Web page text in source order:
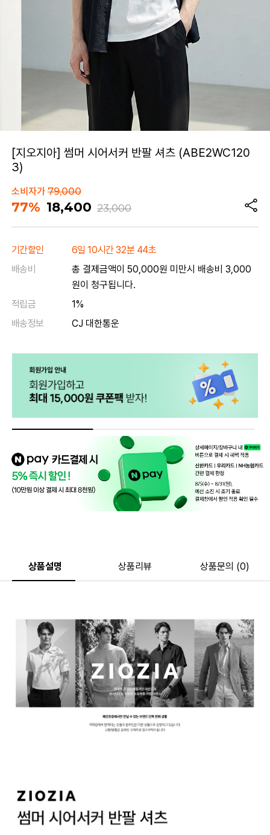
[지오지아] 썸머 시어서커 반팔 셔츠 (ABE2WC120
3)
소비자가79,000
77% 18,400 23,000
기간할인
6일 10시간 32분 44초
배송비
총 결제금액이 50,000원 미만시 배송비 3,000
원이 청구됩니다.
적립금
1%
배송정보
CJ 대한통운
상품설명 상품리뷰 상품문의 (0)